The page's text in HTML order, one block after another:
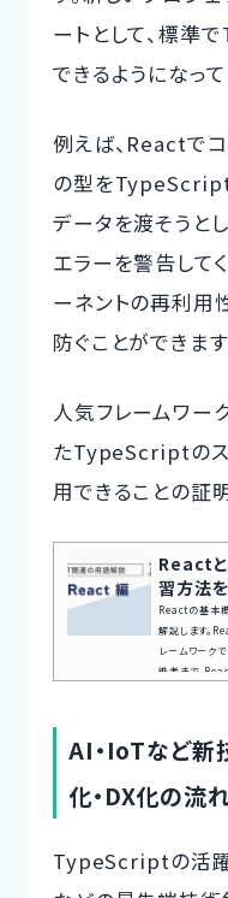
ートとして、標準
できるようになって
例えば、Reactで
の型をTypeScript
データを渡そうと
エラーを警告して
ーネントの再利用
防ぐことができます
人気フレームワー
たTypeScriptの
用できることの証
Reactと
習方法
Reactの基本概
解説します。
レームワーク
級者まで、
（UI）構築の
AI・IoTなど新
化・DX化の流
TypeScriptの活躍